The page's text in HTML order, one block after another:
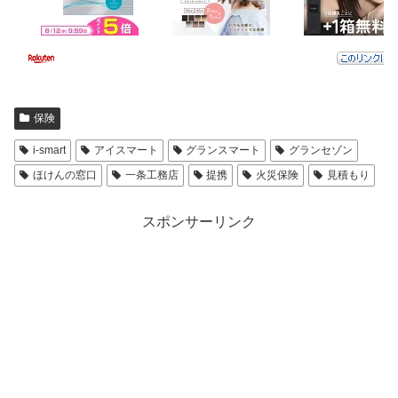
保険
i-smart アイスマート グランスマート
グランセゾン
ほけんの窓口
一条工務店 提携 火災保険 見積もり
スポンサーリンク